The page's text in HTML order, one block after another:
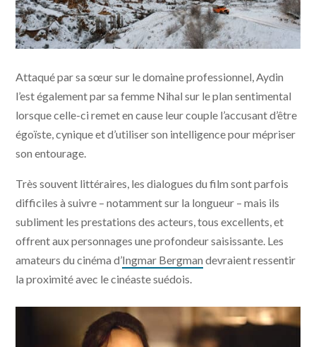
Attaqué par sa sœur sur le domaine professionnel, Aydin
l’est également par sa femme Nihal sur le plan sentimental
lorsque celle-ci remet en cause leur couple l’accusant d’être
égoïste, cynique et d’utiliser son intelligence pour mépriser
son entourage.
Très souvent littéraires, les dialogues du film sont parfois
difficiles à suivre – notamment sur la longueur – mais ils
subliment les prestations des acteurs, tous excellents, et
offrent aux personnages une profondeur saisissante. Les
amateurs du cinéma d’Ingmar Bergman devraient ressentir
la proximité avec le cinéaste suédois.